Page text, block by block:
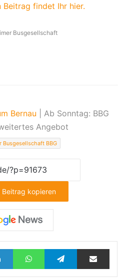
Beitrag findet Ihr hier.
Busgesellschaft
Bernau
Ab Sonntag: BBG
Angebot
Busgesellschaft BBG
Beitrag kopieren
LinkedInWhatsAppTelegramTeilen via E-Mail